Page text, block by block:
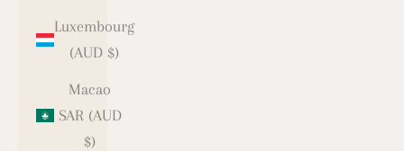
Luxembourg
(AUD $)
Macao
SAR (AUD
$)